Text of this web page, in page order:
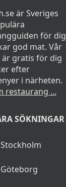
är Sveriges
för dig
god mat. Vår
gratis för dig
efter
i närheten.
restaurang ...
SÖKNINGAR